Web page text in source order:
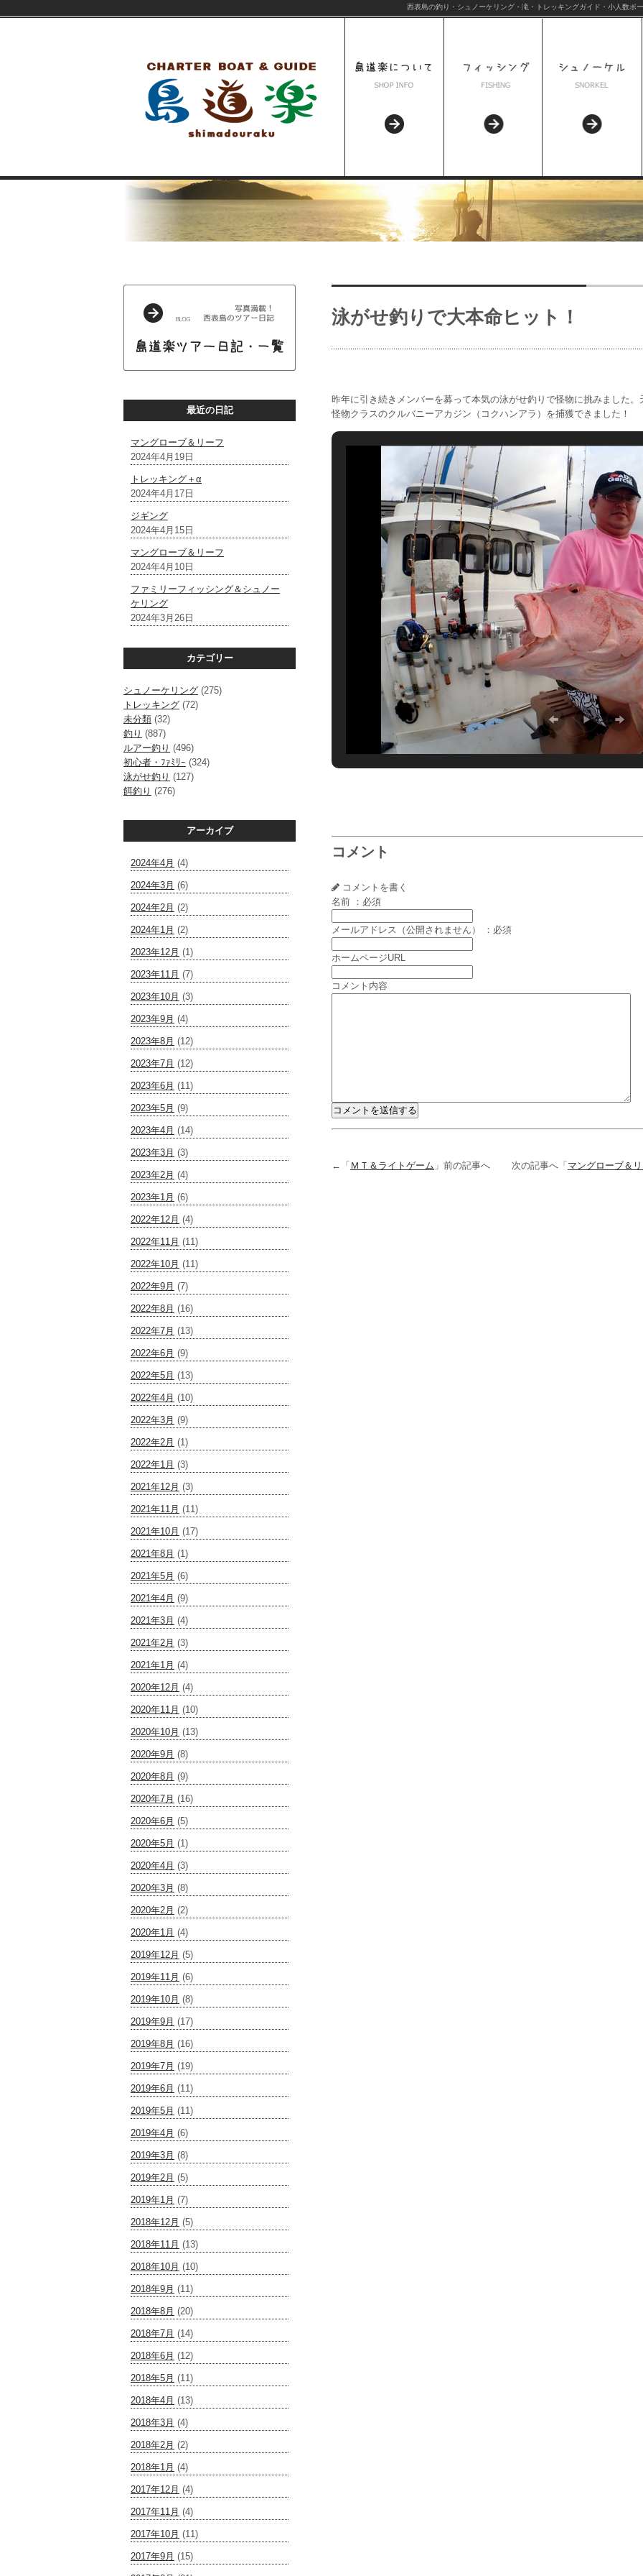
西表島の釣り・シュノーケリング・滝・トレッキングガイド・小人数ボ
最近の日記
マングローブ＆リーフ
2024年4月19日
トレッキング＋α
2024年4月17日
ジギング
2024年4月15日
マングローブ＆リーフ
2024年4月10日
ファミリーフィッシング＆シュノー
ケリング
2024年3月26日
カテゴリー
シュノーケリング (275)
トレッキング (72)
未分類 (32)
釣り (887)
ルアー釣り (496)
初心者・ﾌｧﾐﾘｰ (324)
泳がせ釣り (127)
餌釣り (276)
アーカイブ
2024年4月 (4)
2024年3月 (6)
2024年2月 (2)
2024年1月 (2)
2023年12月 (1)
2023年11月 (7)
2023年10月 (3)
2023年9月 (4)
2023年8月 (12)
2023年7月 (12)
2023年6月 (11)
2023年5月 (9)
2023年4月 (14)
2023年3月 (3)
2023年2月 (4)
2023年1月 (6)
2022年12月 (4)
2022年11月 (11)
2022年10月 (11)
2022年9月 (7)
2022年8月 (16)
2022年7月 (13)
2022年6月 (9)
2022年5月 (13)
2022年4月 (10)
2022年3月 (9)
2022年2月 (1)
2022年1月 (3)
2021年12月 (3)
2021年11月 (11)
2021年10月 (17)
2021年8月 (1)
2021年5月 (6)
2021年4月 (9)
2021年3月 (4)
2021年2月 (3)
2021年1月 (4)
2020年12月 (4)
2020年11月 (10)
2020年10月 (13)
2020年9月 (8)
2020年8月 (9)
2020年7月 (16)
2020年6月 (5)
2020年5月 (1)
2020年4月 (3)
2020年3月 (8)
2020年2月 (2)
2020年1月 (4)
2019年12月 (5)
2019年11月 (6)
2019年10月 (8)
2019年9月 (17)
2019年8月 (16)
2019年7月 (19)
2019年6月 (11)
2019年5月 (11)
2019年4月 (6)
2019年3月 (8)
2019年2月 (5)
2019年1月 (7)
2018年12月 (5)
2018年11月 (13)
2018年10月 (10)
2018年9月 (11)
2018年8月 (20)
2018年7月 (14)
2018年6月 (12)
2018年5月 (11)
2018年4月 (13)
2018年3月 (4)
2018年2月 (2)
2018年1月 (4)
2017年12月 (4)
2017年11月 (4)
2017年10月 (11)
2017年9月 (15)
泳がせ釣りで大本命ヒット！
昨年に引き続きメンバーを募って本気の泳がせ釣りで怪物に挑みました
怪物クラスのクルバニーアカジン（コクハンアラ）を捕獲できました！
コメント
コメントを書く
名前 ：必須
メールアドレス（公開されません） ：必須
ホームページURL
コメント内容
←「 ＭＴ＆ライトゲーム 」前の記事へ 次の記事へ「 マングローブ＆